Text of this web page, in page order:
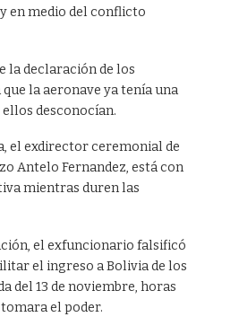
en medio del conflicto
la declaración de los
la aeronave ya tenía una
desconocían.
el exdirector ceremonial de
Antelo Fernandez, está con
mientras duren las
el exfuncionario falsificó
el ingreso a Bolivia de los
del 13 de noviembre, horas
el poder.